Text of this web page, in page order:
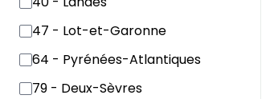
47 - Lot-et-Garonne
64 - Pyrénées-Atlantiques
79 - Deux-Sèvres